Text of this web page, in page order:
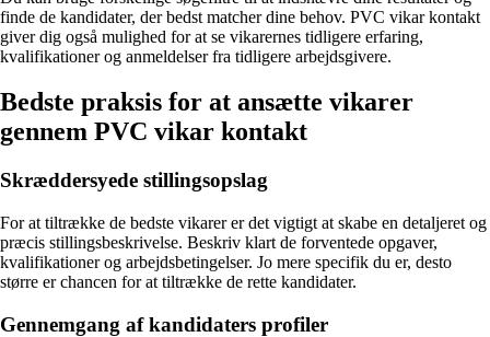
finde de kandidater, der bedst matcher dine behov. PVC vikar kontakt
giver dig også mulighed for at se vikarernes tidligere erfaring,
kvalifikationer og anmeldelser fra tidligere arbejdsgivere.
Bedste praksis for at ansætte vikarer
gennem PVC vikar kontakt
Skræddersyede stillingsopslag
For at tiltrække de bedste vikarer er det vigtigt at skabe en detaljeret og
præcis stillingsbeskrivelse. Beskriv klart de forventede opgaver,
kvalifikationer og arbejdsbetingelser. Jo mere specifik du er, desto
større er chancen for at tiltrække de rette kandidater.
Gennemgang af kandidaters profiler